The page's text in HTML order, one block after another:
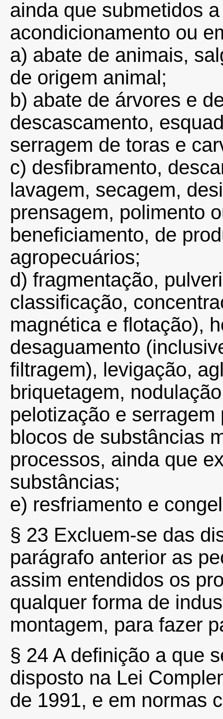
ainda que submetidos
acondicionamento ou
a) abate de animais,
de origem animal;
b) abate de árvores e
descascamento,
serragem de toras e
c) desfibramento,
lavagem, secagem,
prensagem, polimento
beneficiamento, de
agropecuários;
d) fragmentação,
classificação,
magnética e flotação),
desaguamento
filtragem), levigação,
briquetagem,
pelotização e
blocos de substâncias
processos, ainda que
substâncias;
e) resfriamento e
§ 23 Excluem-se das
parágrafo anterior as
assim entendidos os
qualquer forma de
montagem, para fazer
§ 24 A definição a que
disposto na Lei
de 1991, e em normas